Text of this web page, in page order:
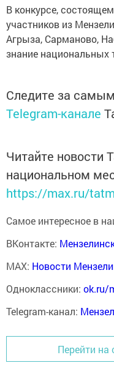
В конкурсе,
участников из
Агрыза, Сарманово,
знание национальных
Следите за
Telegram-канале
Читайте новости
национальном
https://max.ru/
Самое интересное в
ВКонтакте:
MAX: Новости
Одноклассники: ok.ru/
Telegram-канал:
Перейти на